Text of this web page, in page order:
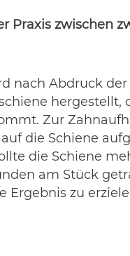
Praxis zwischen
nach Abdruck der
hergestellt,
Zur
die Schiene
die Schiene
am Stück
Ergebnis zu